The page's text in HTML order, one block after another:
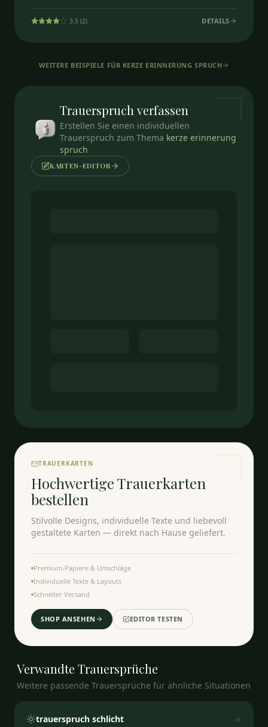
3.5 (2) DETAILS
WEITERE BEISPIELE FÜR KERZE ERINNERUNG SPRUCH
Trauerspruch verfassen
Erstellen Sie einen individuellen
Trauerspruch zum Thema kerze erinnerung
spruch
KARTEN-EDITOR
TRAUERKARTEN
Hochwertige Trauerkarten
bestellen
Stilvolle Designs, individuelle Texte und liebevoll
gestaltete Karten — direkt nach Hause geliefert.
Premium-Papiere & Umschläge
Individuelle Texte & Layouts
Schneller Versand
SHOP ANSEHEN EDITOR TESTEN
Verwandte Trauersprüche
Weitere passende Trauersprüche für ähnliche Situationen
trauerspruch schlicht